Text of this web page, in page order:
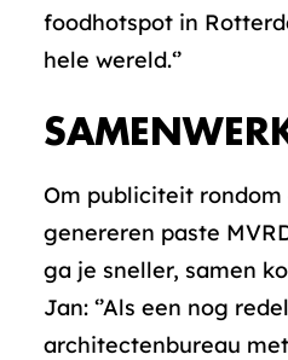
foodhotspot in
hele wereld.‘’
Om publiciteit
genereren paste
ga je sneller, samen
Jan: ‘’Als een nog
architectenbureau